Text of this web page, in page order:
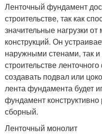
Ленточный фундамент
строительстве, так как
значительные нагрузки
конструкций. Он
наружными стенами, так
строительстве
создавать подвал или
лента фундамента будет
фундамент
сборный.
Ленточный монолит